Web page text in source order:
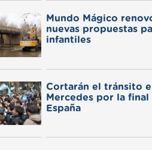
Mundo Mágico
nuevas propuestas
infantiles
Cortarán el tránsito
Mercedes por la
España